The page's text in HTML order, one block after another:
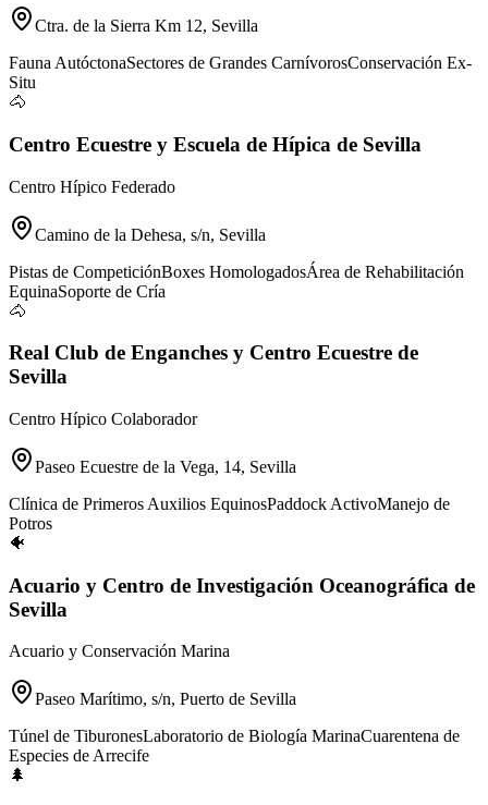
Ctra. de la Sierra Km 12, Sevilla
Fauna AutóctonaSectores de Grandes CarnívorosConservación Ex-
Situ
🐴
Centro Ecuestre y Escuela de Hípica de Sevilla
Centro Hípico Federado
Camino de la Dehesa, s/n, Sevilla
Pistas de CompeticiónBoxes HomologadosÁrea de Rehabilitación
EquinaSoporte de Cría
🐴
Real Club de Enganches y Centro Ecuestre de
Sevilla
Centro Hípico Colaborador
Paseo Ecuestre de la Vega, 14, Sevilla
Clínica de Primeros Auxilios EquinosPaddock ActivoManejo de
Potros
🐠
Acuario y Centro de Investigación Oceanográfica de
Sevilla
Acuario y Conservación Marina
Paseo Marítimo, s/n, Puerto de Sevilla
Túnel de TiburonesLaboratorio de Biología MarinaCuarentena de
Especies de Arrecife
🌲